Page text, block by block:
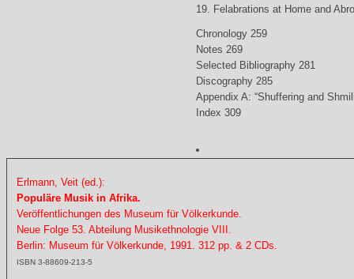
19. Felabrations at Home and
Chronology 259
Notes 269
Selected Bibliography 281
Discography 285
Appendix A: “Shuffering and
Index 309
Erlmann, Veit (ed.):
Populäre Musik in Afrika.
Veröffentlichungen des Museum für Völkerkunde.
Neue Folge 53. Abteilung Musikethnologie VIII.
Berlin: Museum für Völkerkunde, 1991. 312 pp. & 2 CDs.
ISBN 3-88609-213-5